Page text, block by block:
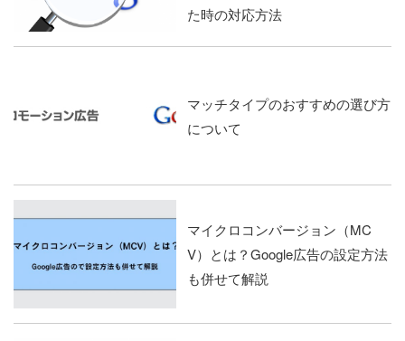
た時の対応方法
マッチタイプのおすすめの選び方
について
マイクロコンバージョン（MC
V）とは？Google広告の設定方法
も併せて解説